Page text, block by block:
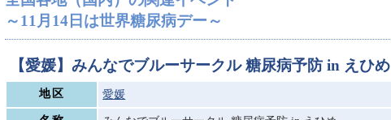
～11月14日は世界糖尿病デー～
【愛媛】みんなでブルーサークル 糖尿病予防 in えひめ
地区 愛媛